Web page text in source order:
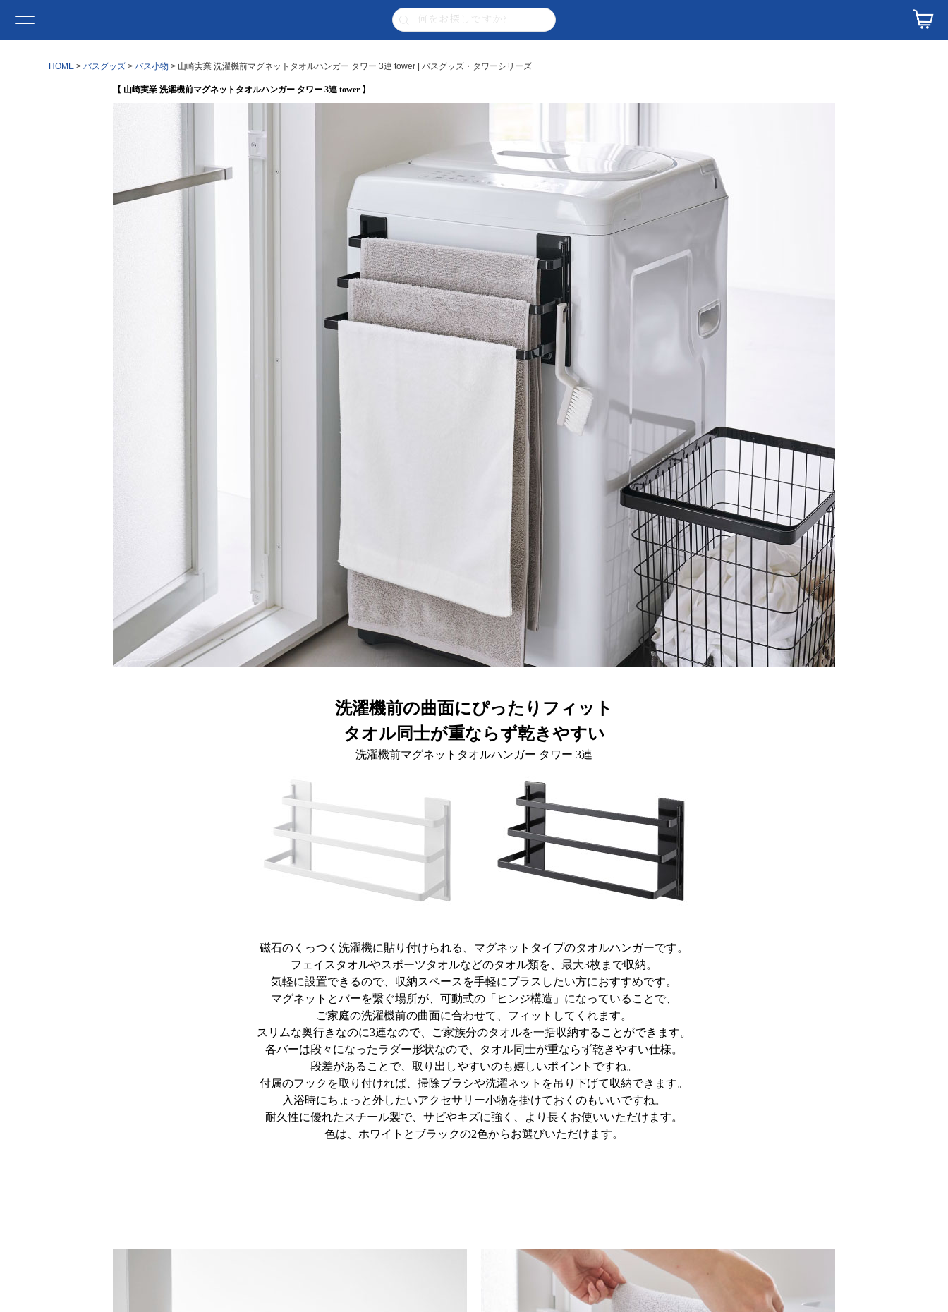
HOME バスグッズ バス小物 山崎実業 洗濯機前マグネットタオルハンガー タワー 3連 tower | バスグッズ・タワーシリーズ
【 山崎実業 洗濯機前マグネットタオルハンガー タワー 3連 tower 】
洗濯機前の曲面にぴったりフィット
タオル同士が重ならず乾きやすい
洗濯機前マグネットタオルハンガー タワー 3連
磁石のくっつく洗濯機に貼り付けられる、マグネットタイプのタオルハンガーです。
フェイスタオルやスポーツタオルなどのタオル類を、最大3枚まで収納。
気軽に設置できるので、収納スペースを手軽にプラスしたい方におすすめです。
マグネットとバーを繋ぐ場所が、可動式の「ヒンジ構造」になっていることで、
ご家庭の洗濯機前の曲面に合わせて、フィットしてくれます。
スリムな奥行きなのに3連なので、ご家族分のタオルを一括収納することができます。
各バーは段々になったラダー形状なので、タオル同士が重ならず乾きやすい仕様。
段差があることで、取り出しやすいのも嬉しいポイントですね。
付属のフックを取り付ければ、掃除ブラシや洗濯ネットを吊り下げて収納できます。
入浴時にちょっと外したいアクセサリー小物を掛けておくのもいいですね。
耐久性に優れたスチール製で、サビやキズに強く、より長くお使いいただけます。
色は、ホワイトとブラックの2色からお選びいただけます。